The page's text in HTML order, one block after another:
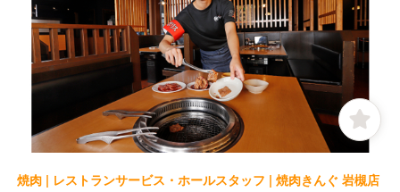
焼肉 | レストランサービス・ホールスタッフ | 焼肉きんぐ 岩槻店